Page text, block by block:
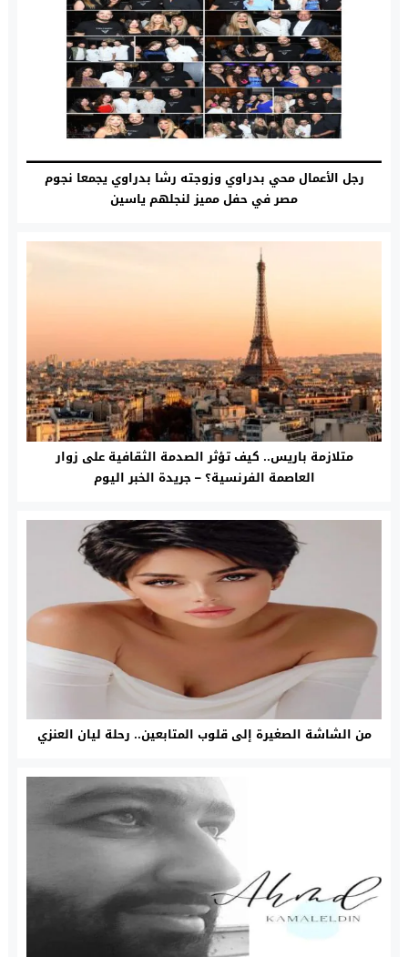
رجل الأعمال محي بدراوي وزوجته رشا بدراوي يجمعا نجوم
مصر في حفل مميز لنجلهم ياسين
متلازمة باريس.. كيف تؤثر الصدمة الثقافية على زوار
العاصمة الفرنسية؟ – جريدة الخبر اليوم
من الشاشة الصغيرة إلى قلوب المتابعين.. رحلة ليان العنزي